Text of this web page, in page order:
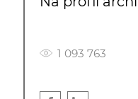
1 093 763